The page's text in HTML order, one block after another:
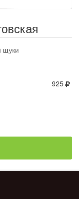
щуки
925